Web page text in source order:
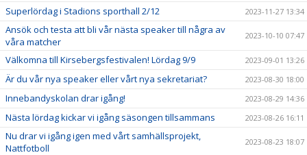
Superlördag i Stadions sporthall 2/12 2023-11-27 13:34
Ansök och testa att bli vår nästa speaker till några av
våra matcher
2023-10-10 07:47
Välkomna till Kirsebergsfestivalen! Lördag 9/9 2023-09-01 13:26
Är du vår nya speaker eller vårt nya sekretariat? 2023-08-30 18:00
Innebandyskolan drar igång! 2023-08-29 14:36
Nästa lördag kickar vi igång säsongen tillsammans 2023-08-26 16:11
Nu drar vi igång igen med vårt samhällsprojekt,
Nattfotboll
2023-08-23 18:07